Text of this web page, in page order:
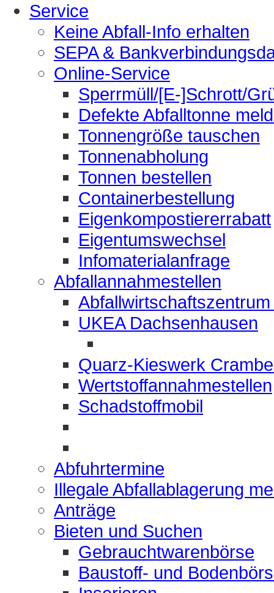
Service
Keine Abfall-Info erhalten
SEPA &
Online-Service
Sperrmüll/[E-]Schrott/
Defekte Abfalltonne
Tonnengröße tauschen
Tonnenabholung
Tonnen bestellen
Containerbestellung
Eigenkompostiererrabatt
Eigentumswechsel
Infomaterialanfrage
Abfallannahmestellen
UKEA Dachsenhausen
Quarz-Kieswerk
Wertstoffannahmestellen
Schadstoffmobil
Abfuhrtermine
Illegale Abfallablagerung
Anträge
Bieten und Suchen
Gebrauchtwarenbörse
Baustoff- und